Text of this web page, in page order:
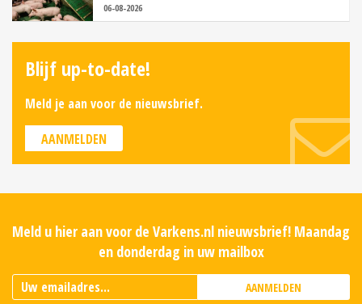
06-08-2026
Blijf up-to-date!
Meld je aan voor de nieuwsbrief.
AANMELDEN
Meld u hier aan voor de Varkens.nl nieuwsbrief! Maandag
en donderdag in uw mailbox
AANMELDEN